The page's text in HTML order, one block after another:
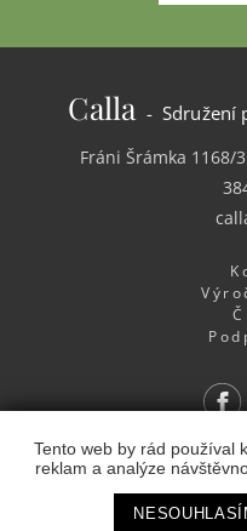
Tento web by rád používal
reklam a analýze
Calla- Sdružení
Fráni Šrámka 1168/
Webdesign&